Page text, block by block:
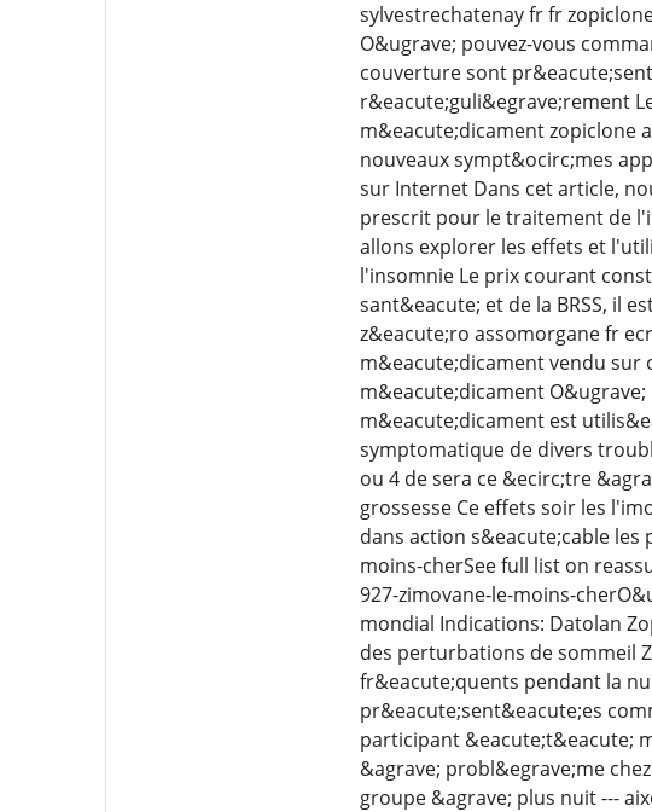
sylvestrechatenay fr fr
O&ugrave; pouvez-vous
couverture sont
r&eacute;guli&egrave;rement
m&eacute;dicament zopiclone
nouveaux sympt&ocirc;mes
sur Internet Dans cet article,
prescrit pour le traitement de
allons explorer les effets et
l'insomnie Le prix courant
sant&eacute; et de la BRSS, il
z&eacute;ro assomorgane fr
m&eacute;dicament vendu sur
m&eacute;dicament
m&eacute;dicament est
symptomatique de divers
ou 4 de sera ce &ecirc;tre
grossesse Ce effets soir les
dans action s&eacute;cable
moins-cherSee full list on
927-zimovane-le-moins-
mondial Indications: Datolan
des perturbations de sommeil
fr&eacute;quents pendant la
pr&eacute;sent&eacute;es
participant &eacute;t&eacute;
&agrave; probl&egrave;me
groupe &agrave; plus nuit ---